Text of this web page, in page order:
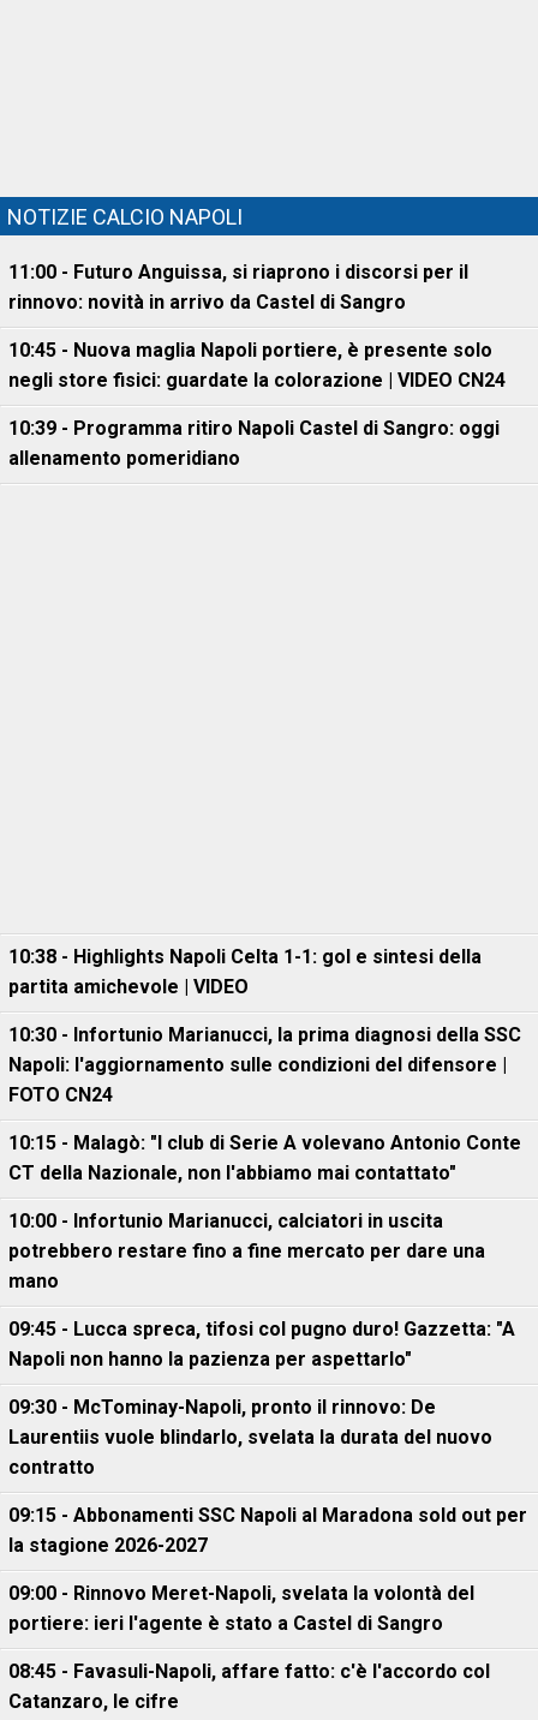
NOTIZIE CALCIO NAPOLI
11:00 - Futuro Anguissa, si riaprono i discorsi per il
rinnovo: novità in arrivo da Castel di Sangro
10:45 - Nuova maglia Napoli portiere, è presente solo
negli store fisici: guardate la colorazione | VIDEO CN24
10:39 - Programma ritiro Napoli Castel di Sangro: oggi
allenamento pomeridiano
10:38 - Highlights Napoli Celta 1-1: gol e sintesi della
partita amichevole | VIDEO
10:30 - Infortunio Marianucci, la prima diagnosi della SSC
Napoli: l'aggiornamento sulle condizioni del difensore |
FOTO CN24
10:15 - Malagò: "I club di Serie A volevano Antonio Conte
CT della Nazionale, non l'abbiamo mai contattato"
10:00 - Infortunio Marianucci, calciatori in uscita
potrebbero restare fino a fine mercato per dare una
mano
09:45 - Lucca spreca, tifosi col pugno duro! Gazzetta: "A
Napoli non hanno la pazienza per aspettarlo"
09:30 - McTominay-Napoli, pronto il rinnovo: De
Laurentiis vuole blindarlo, svelata la durata del nuovo
contratto
09:15 - Abbonamenti SSC Napoli al Maradona sold out per
la stagione 2026-2027
09:00 - Rinnovo Meret-Napoli, svelata la volontà del
portiere: ieri l'agente è stato a Castel di Sangro
08:45 - Favasuli-Napoli, affare fatto: c'è l'accordo col
Catanzaro, le cifre